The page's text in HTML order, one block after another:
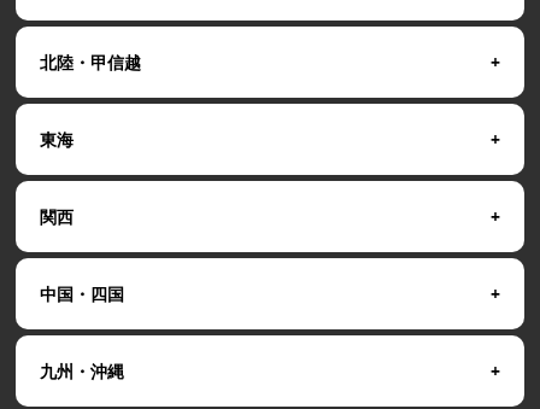
北陸・甲信越
東海
関西
中国・四国
九州・沖縄